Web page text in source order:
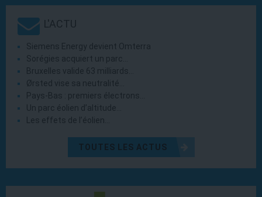
L'ACTU
Siemens Energy devient Omterra
Sorégies acquiert un parc…
Bruxelles valide 63 milliards…
Ørsted vise sa neutralité…
Pays-Bas : premiers électrons…
Un parc éolien d’altitude…
Les effets de l’éolien…
TOUTES LES ACTUS